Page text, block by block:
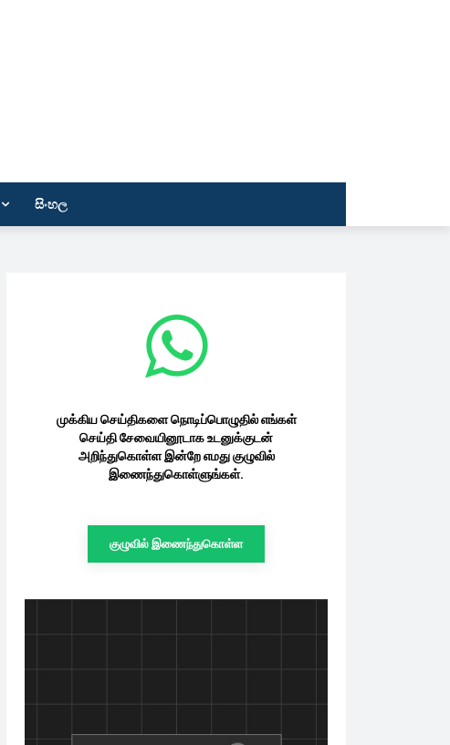
සිංහල
முக்கிய செய்திகளை நொடிப்பொழுதில் எங்கள்
செய்தி சேவையினூடாக உடனுக்குடன்
அறிந்துகொள்ள இன்றே எமது குழுவில்
இணைந்துகொள்ளுங்கள்.
குழுவில் இணைந்துகொள்ள